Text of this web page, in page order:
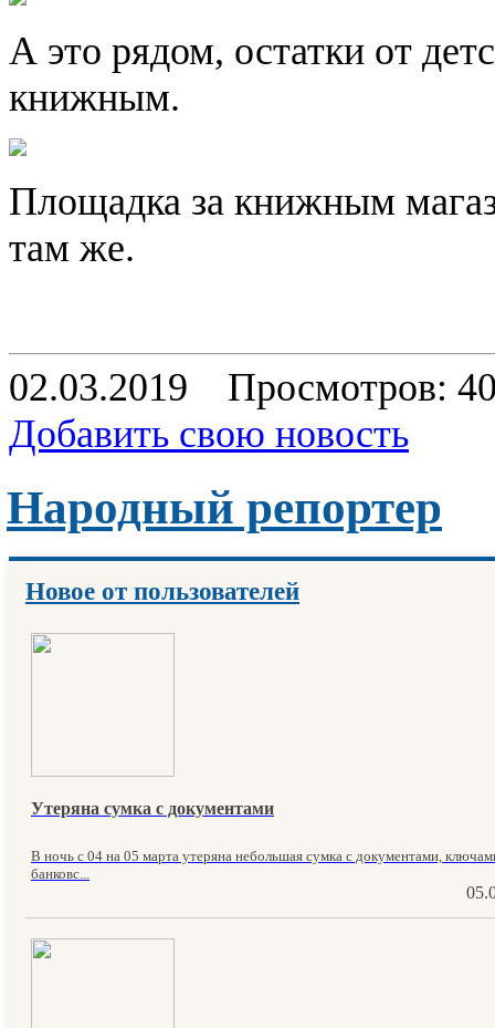
А это рядом, остатки от
книжным.
Площадка за книжным
там же.
02.03.2019
Просмотров:
Добавить свою новость
Народный репортер
Новое от пользователей
Утеряна сумка с документами
В ночь с 04 на 05 марта утеряна небольшая сумка с документами,
банковс...